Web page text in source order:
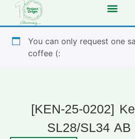
You can only request one
coffee (:
[KEN-25-0202]
SL28/SL34